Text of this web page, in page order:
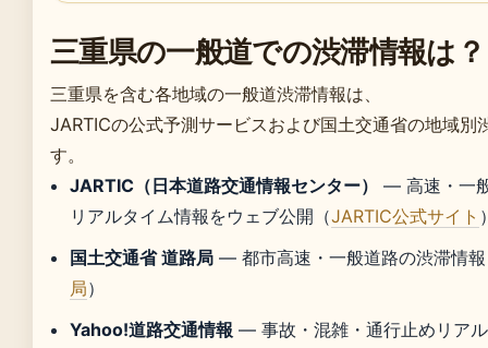
三重県の一般道での渋滞情報は？
三重県を含む各地域の一般道渋滞情報は、
JARTICの公式予測サービスおよび国土交通省の地域別
す。
JARTIC（日本道路交通情報センター）
— 高速・一
リアルタイム情報をウェブ公開（JARTIC公式サイト
国土交通省 道路局 — 都市高速・一般道路の渋滞情
局）
Yahoo!道路交通情報 — 事故・混雑・通行止めリア